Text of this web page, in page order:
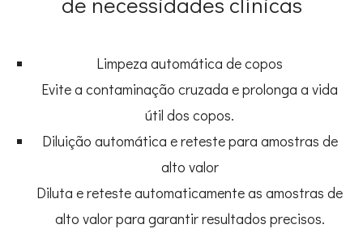
Limpeza automática de copos
Evite a contaminação cruzada e prolonga a vida
útil dos copos.
Diluição automática e reteste para amostras de
alto valor
Diluta e reteste automaticamente as amostras de
alto valor para garantir resultados precisos.